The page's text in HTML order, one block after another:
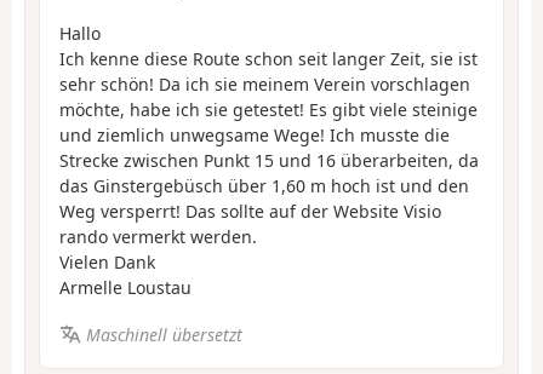
Hallo
Ich kenne diese Route schon seit langer Zeit, sie ist
sehr schön! Da ich sie meinem Verein vorschlagen
möchte, habe ich sie getestet! Es gibt viele steinige
und ziemlich unwegsame Wege! Ich musste die
Strecke zwischen Punkt 15 und 16 überarbeiten, da
das Ginstergebüsch über 1,60 m hoch ist und den
Weg versperrt! Das sollte auf der Website Visio
rando vermerkt werden.
Vielen Dank
Armelle Loustau
Maschinell übersetzt